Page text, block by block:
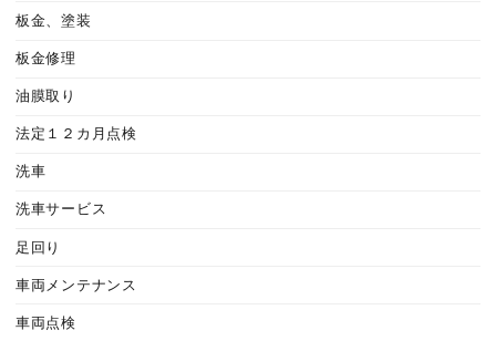
板金、塗装
板金修理
油膜取り
法定１２カ月点検
洗車
洗車サービス
足回り
車両メンテナンス
車両点検